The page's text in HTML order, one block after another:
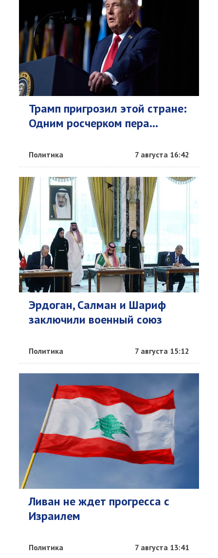
Трамп пригрозил этой стране:
Одним росчерком пера...
Политика 7 августа 16:42
Эрдоган, Салман и Шариф
заключили военный союз
Политика 7 августа 15:12
Ливан не ждет прогресса с
Израилем
Политика 7 августа 13:41